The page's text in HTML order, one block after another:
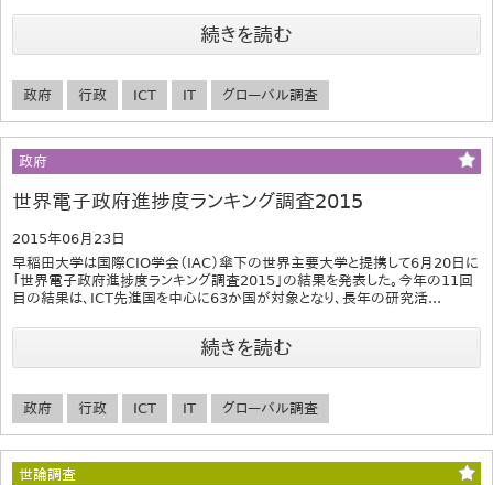
続きを読む
政府 行政 ICT IT グローバル調査
政府
世界電子政府進捗度ランキング調査2015
2015年06月23日
早稲田大学は国際CIO学会（IAC）傘下の世界主要大学と提携して6月20日に
「世界電子政府進捗度ランキング調査2015」の結果を発表した。今年の11回
目の結果は、ICT先進国を中心に63か国が対象となり、長年の研究活...
続きを読む
政府 行政 ICT IT グローバル調査
世論調査